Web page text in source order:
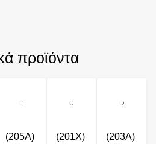
προϊόντα
(205A)
(201X)
(203A)